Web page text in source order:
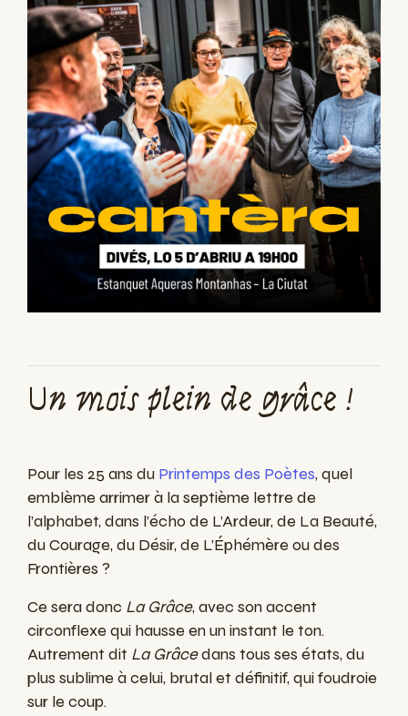
Un mois plein de grâce !
Pour les 25 ans du Printemps des Poètes, quel
emblème arrimer à la septième lettre de
l’alphabet, dans l’écho de L’Ardeur, de La Beauté,
du Courage, du Désir, de L’Éphémère ou des
Frontières ?
Ce sera donc La Grâce, avec son accent
circonflexe qui hausse en un instant le ton.
Autrement dit La Grâcedans tous ses états, du
plus sublime à celui, brutal et définitif, qui foudroie
sur le coup.